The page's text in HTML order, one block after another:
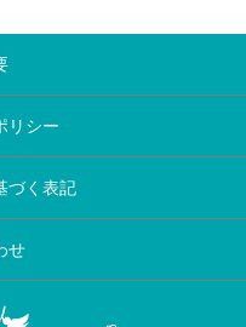
リシー
づく表記
せ